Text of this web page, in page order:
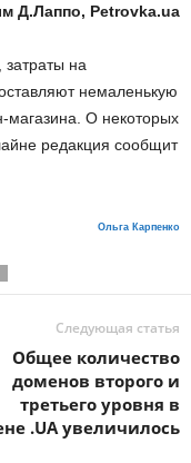
Д.Лаппо, Petrovka.ua
на
немаленькую
магазина. О некоторых
редакция сообщит
Ольга Карпенко
Следующая статья
Общее количество
доменов второго и
третьего уровня в
.UA увеличилось